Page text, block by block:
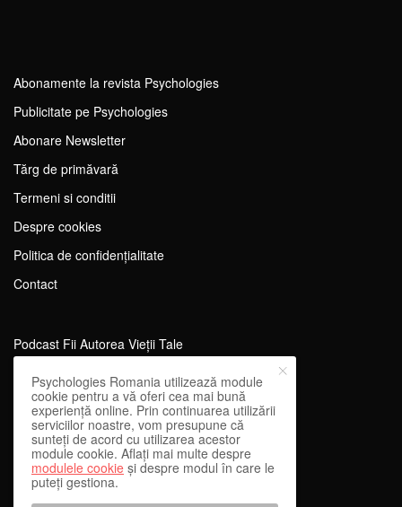
Abonamente la revista Psychologies
Publicitate pe Psychologies
Abonare Newsletter
Tărg de primăvară
Termeni si conditii
Despre cookies
Politica de confidențialitate
Contact
Podcast Fii Autorea Vieții Tale
Evenimente Fii Autoarea Vieții Tale!
SportEdu
Antrenament Mental pentru Sportivi
Learning Network
WEnough
Psychologies Romania utilizează module
cookie pentru a vă oferi cea mai bună
experiență online. Prin continuarea utilizării
serviciilor noastre, vom presupune că
sunteți de acord cu utilizarea acestor
module cookie. Aflați mai multe despre
modulele cookie și despre modul în care le
puteți gestiona.